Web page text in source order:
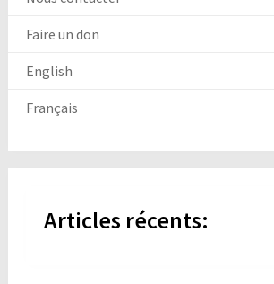
Faire un don
English
Français
Articles récents: